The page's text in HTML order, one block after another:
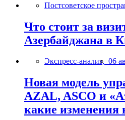
Постсоветское
Что стоит за
Азербайджана в
Экспресс-анализ, 06
Новая модель
AZAL, ASCO и
какие изменения